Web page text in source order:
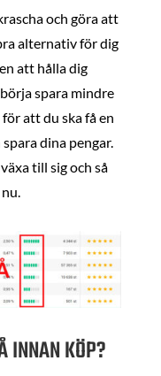
och göra att
alternativ för dig
att hålla dig
spara mindre
att du ska få en
dina pengar.
till sig och så
INNAN KÖP?